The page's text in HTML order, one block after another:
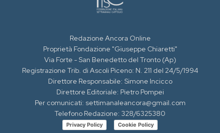
Redazione Ancora Online
Proprietà Fondazione "Giuseppe Chiaretti"
Via Forte - San Benedetto del Tronto (Ap)
Registrazione Trib. di Ascoli Piceno: N. 211 del 24/5/1994
Direttore Responsabile: Simone Incicco
Direttore Editoriale: Pietro Pompei
Per comunicati: settimanaleancora@gmail.com
Telefono Redazione: 328/6325380
Privacy Policy Cookie Policy